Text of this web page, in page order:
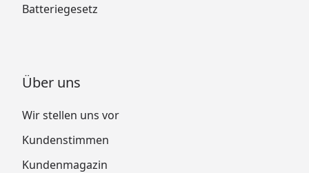
Batteriegesetz
Über uns
Wir stellen uns vor
Kundenstimmen
Kundenmagazin